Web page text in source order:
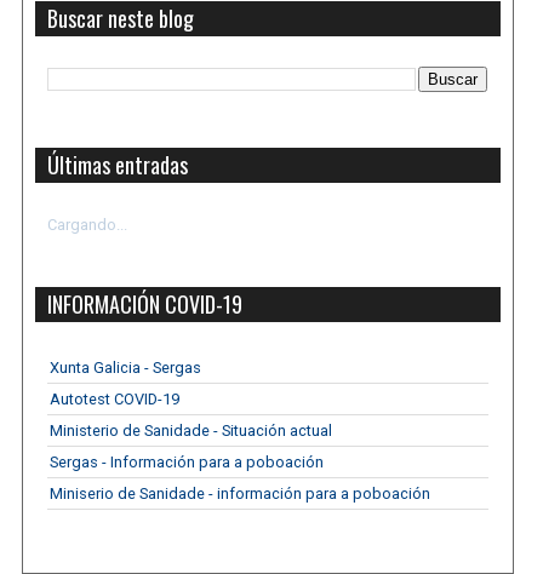
Buscar neste blog
Últimas entradas
Cargando...
INFORMACIÓN COVID-19
Xunta Galicia - Sergas
Autotest COVID-19
Ministerio de Sanidade - Situación actual
Sergas - Información para a poboación
Miniserio de Sanidade - información para a poboación